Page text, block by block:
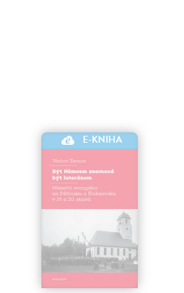
E-KNIHA